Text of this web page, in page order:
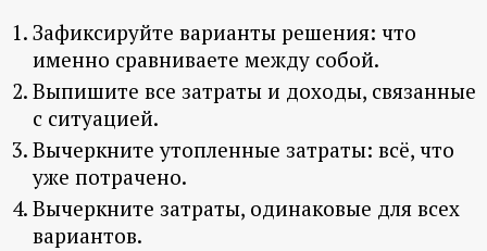
Зафиксируйте варианты решения: что
именно сравниваете между собой.
Выпишите все затраты и доходы, связанные
с ситуацией.
Вычеркните утопленные затраты: всё, что
уже потрачено.
Вычеркните затраты, одинаковые для всех
вариантов.